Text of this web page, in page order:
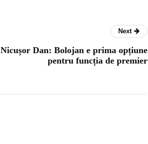
Next
Nicușor Dan: Bolojan e prima opțiune
pentru funcția de premier